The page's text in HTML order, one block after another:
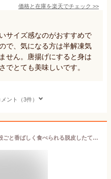
価格と在庫を楽天でチェック >>
サイズ感なのがおすすめで
で、気になる方は半解凍気
せん。唐揚げにすると身は
でとても美味しいです。
ント（3件）
[どれでも5品で送料無料] カニ 殻ごと香ばしく食べられる脱皮したての蟹 ソフトシェルクラブ 約90g 12尾 ノコギリガザミ 目・ガニ・エプロンを丁寧に取り除いてあります 冷凍